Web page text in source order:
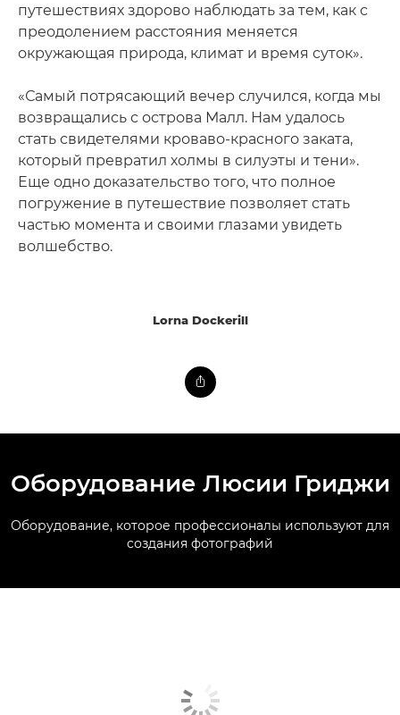
путешествиях здорово наблюдать за тем, как с
преодолением расстояния меняется
окружающая природа, климат и время суток».
«Самый потрясающий вечер случился, когда мы
возвращались с острова Малл. Нам удалось
стать свидетелями кроваво-красного заката,
который превратил холмы в силуэты и тени».
Еще одно доказательство того, что полное
погружение в путешествие позволяет стать
частью момента и своими глазами увидеть
волшебство.
Lorna Dockerill
Оборудование Люсии Гриджи
Оборудование, которое профессионалы используют для
создания фотографий